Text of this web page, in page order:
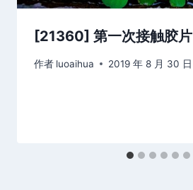
[21360] 第一次接触胶片
作者 luoaihua 2019 年 8 月 30 日